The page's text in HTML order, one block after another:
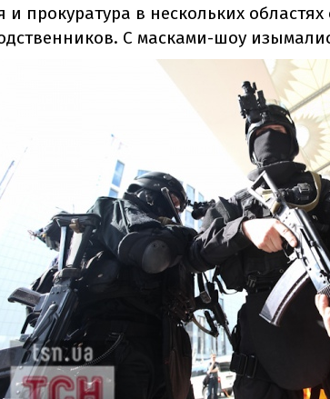
и прокуратура в нескольких
С масками-шоу